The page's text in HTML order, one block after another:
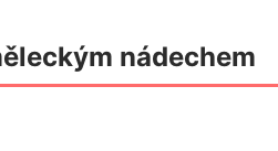
nádechem